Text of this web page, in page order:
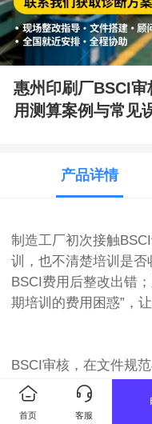
惠州印刷厂BSCI
用测算案例与常见
产品详情
制造工厂初次接触
训，也不清楚培训是否
BSCI费用后整改出错
期培训的费用困惑”，
BSCI审核，在文件规
社会责任相关文件未
章；员工培训记录无
首页 客服